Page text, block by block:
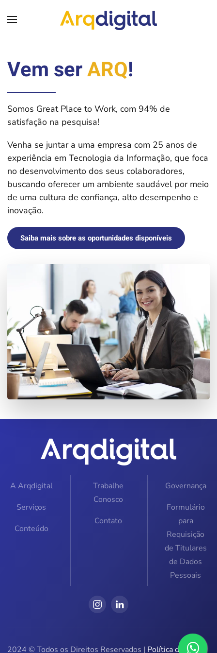
Skip to main content
Vem serARQ!
Somos Great Place to Work, com 94% de
satisfação na pesquisa!
Venha se juntar a uma empresa com 25 anos de
experiência em Tecnologia da Informação, que foca
no desenvolvimento dos seus colaboradores,
buscando oferecer um ambiente saudável por meio
de uma cultura de confiança, alto desempenho e
inovação.
Saiba mais sobre as oportunidades disponíveis
A Arqdigital
Serviços
Conteúdo
Trabalhe
Conosco
Contato
Governança
Formulário
para
Requisição
de Titulares
de Dados
Pessoais
2024 © Todos os Direitos Reservados | Política de